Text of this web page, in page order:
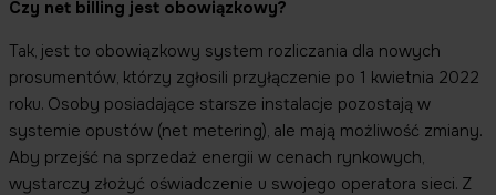
Czy net billing jest obowiązkowy?
Tak, jest to obowiązkowy system rozliczania dla nowych
prosumentów, którzy zgłosili przyłączenie po 1 kwietnia 2022
roku. Osoby posiadające starsze instalacje pozostają w
systemie opustów (net metering), ale mają możliwość zmiany.
Aby przejść na sprzedaż energii w cenach rynkowych,
wystarczy złożyć oświadczenie u swojego operatora sieci. Z